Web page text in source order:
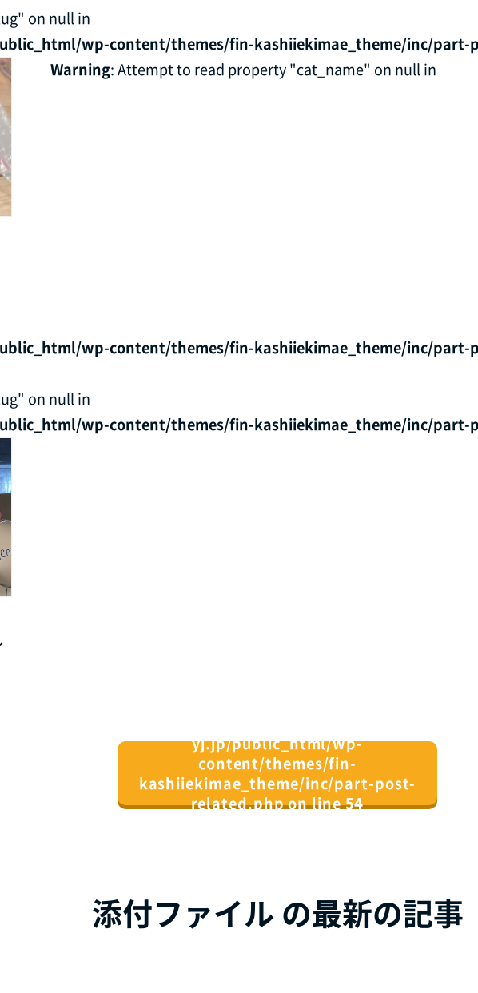
on null in
wp-content/themes/fin-kashiiekimae_theme/inc/part-
Warning: Attempt to read property "cat_name" on null in
wp-content/themes/fin-kashiiekimae_theme/inc/part-
on null in
wp-content/themes/fin-kashiiekimae_theme/inc/part-
yj.jp/public_html/wp-
content/themes/fin-
kashiiekimae_theme/inc/part-post-
related.php on line54
添付ファイル の最新の記事